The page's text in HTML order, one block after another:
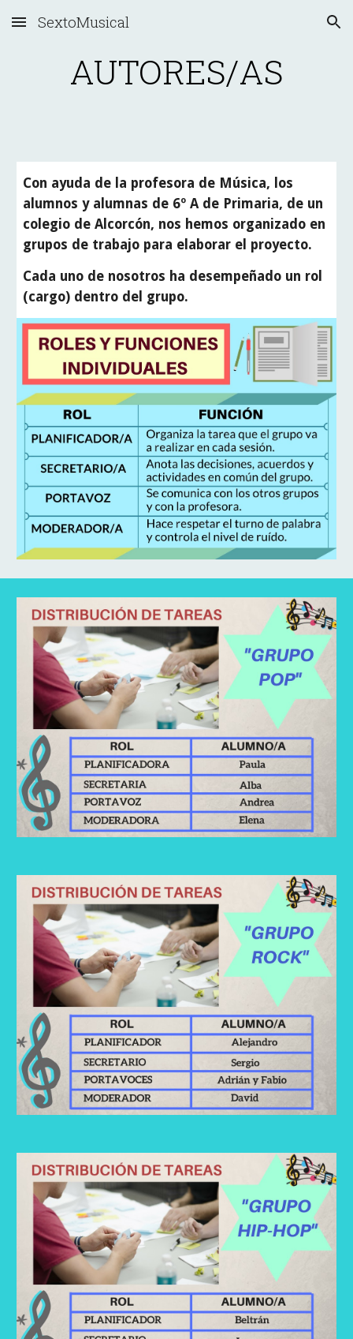
Skip to main content Skip to navigation
SextoMusical
AUTORES/AS
Con ayuda de la profesora de Música, los
alumnos y alumnas de 6º A de Primaria, de un
colegio de Alcorcón, nos hemos organizado en
grupos de trabajo para elaborar el proyecto.
Cada uno de nosotros ha desempeñado un rol
(cargo) dentro del grupo.